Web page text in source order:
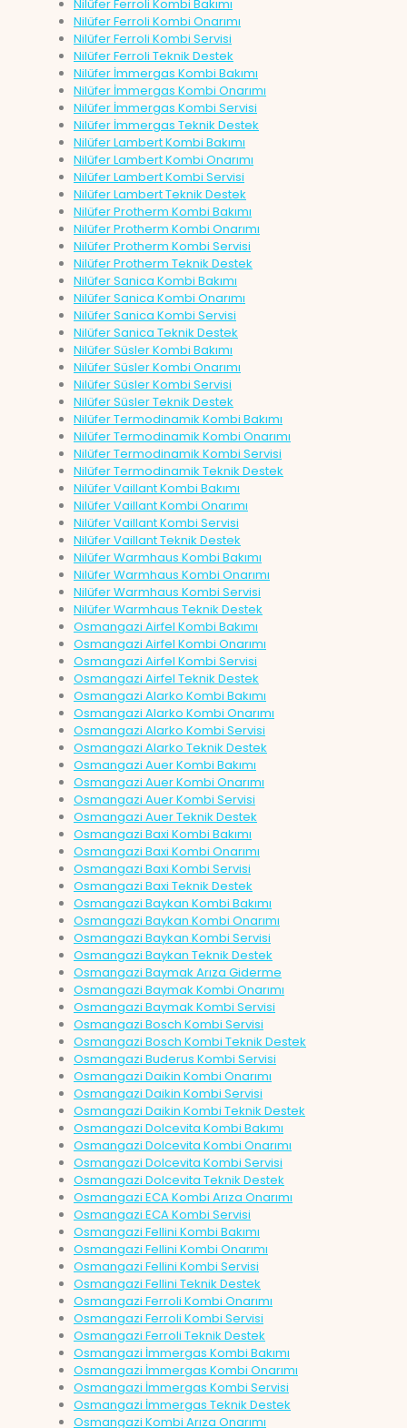
Nilüfer Ferroli Kombi Bakımı
Nilüfer Ferroli Kombi Onarımı
Nilüfer Ferroli Kombi Servisi
Nilüfer Ferroli Teknik Destek
Nilüfer İmmergas Kombi Bakımı
Nilüfer İmmergas Kombi Onarımı
Nilüfer İmmergas Kombi Servisi
Nilüfer İmmergas Teknik Destek
Nilüfer Lambert Kombi Bakımı
Nilüfer Lambert Kombi Onarımı
Nilüfer Lambert Kombi Servisi
Nilüfer Lambert Teknik Destek
Nilüfer Protherm Kombi Bakımı
Nilüfer Protherm Kombi Onarımı
Nilüfer Protherm Kombi Servisi
Nilüfer Protherm Teknik Destek
Nilüfer Sanica Kombi Bakımı
Nilüfer Sanica Kombi Onarımı
Nilüfer Sanica Kombi Servisi
Nilüfer Sanica Teknik Destek
Nilüfer Süsler Kombi Bakımı
Nilüfer Süsler Kombi Onarımı
Nilüfer Süsler Kombi Servisi
Nilüfer Süsler Teknik Destek
Nilüfer Termodinamik Kombi Bakımı
Nilüfer Termodinamik Kombi Onarımı
Nilüfer Termodinamik Kombi Servisi
Nilüfer Termodinamik Teknik Destek
Nilüfer Vaillant Kombi Bakımı
Nilüfer Vaillant Kombi Onarımı
Nilüfer Vaillant Kombi Servisi
Nilüfer Vaillant Teknik Destek
Nilüfer Warmhaus Kombi Bakımı
Nilüfer Warmhaus Kombi Onarımı
Nilüfer Warmhaus Kombi Servisi
Nilüfer Warmhaus Teknik Destek
Osmangazi Airfel Kombi Bakımı
Osmangazi Airfel Kombi Onarımı
Osmangazi Airfel Kombi Servisi
Osmangazi Airfel Teknik Destek
Osmangazi Alarko Kombi Bakımı
Osmangazi Alarko Kombi Onarımı
Osmangazi Alarko Kombi Servisi
Osmangazi Alarko Teknik Destek
Osmangazi Auer Kombi Bakımı
Osmangazi Auer Kombi Onarımı
Osmangazi Auer Kombi Servisi
Osmangazi Auer Teknik Destek
Osmangazi Baxi Kombi Bakımı
Osmangazi Baxi Kombi Onarımı
Osmangazi Baxi Kombi Servisi
Osmangazi Baxi Teknik Destek
Osmangazi Baykan Kombi Bakımı
Osmangazi Baykan Kombi Onarımı
Osmangazi Baykan Kombi Servisi
Osmangazi Baykan Teknik Destek
Osmangazi Baymak Arıza Giderme
Osmangazi Baymak Kombi Onarımı
Osmangazi Baymak Kombi Servisi
Osmangazi Bosch Kombi Servisi
Osmangazi Bosch Kombi Teknik Destek
Osmangazi Buderus Kombi Servisi
Osmangazi Daikin Kombi Onarımı
Osmangazi Daikin Kombi Servisi
Osmangazi Daikin Kombi Teknik Destek
Osmangazi Dolcevita Kombi Bakımı
Osmangazi Dolcevita Kombi Onarımı
Osmangazi Dolcevita Kombi Servisi
Osmangazi Dolcevita Teknik Destek
Osmangazi ECA Kombi Arıza Onarımı
Osmangazi ECA Kombi Servisi
Osmangazi Fellini Kombi Bakımı
Osmangazi Fellini Kombi Onarımı
Osmangazi Fellini Kombi Servisi
Osmangazi Fellini Teknik Destek
Osmangazi Ferroli Kombi Onarımı
Osmangazi Ferroli Kombi Servisi
Osmangazi Ferroli Teknik Destek
Osmangazi İmmergas Kombi Bakımı
Osmangazi İmmergas Kombi Onarımı
Osmangazi İmmergas Kombi Servisi
Osmangazi İmmergas Teknik Destek
Osmangazi Kombi Arıza Onarımı